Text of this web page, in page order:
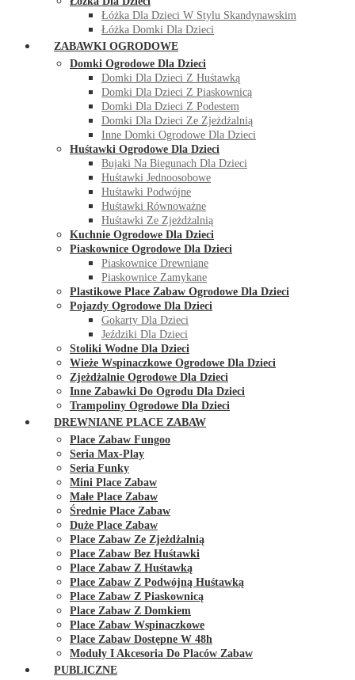
Łóżka Dla Dzieci W Stylu Skandynawskim
Łóżka Domki Dla Dzieci
ZABAWKI OGRODOWE
Domki Ogrodowe Dla Dzieci
Domki Dla Dzieci Z Huśtawką
Domki Dla Dzieci Z Piaskownicą
Domki Dla Dzieci Z Podestem
Domki Dla Dzieci Ze Zjeżdżalnią
Inne Domki Ogrodowe Dla Dzieci
Huśtawki Ogrodowe Dla Dzieci
Bujaki Na Biegunach Dla Dzieci
Huśtawki Jednoosobowe
Huśtawki Podwójne
Huśtawki Równoważne
Huśtawki Ze Zjeżdżalnią
Kuchnie Ogrodowe Dla Dzieci
Piaskownice Ogrodowe Dla Dzieci
Piaskownice Drewniane
Piaskownice Zamykane
Plastikowe Place Zabaw Ogrodowe Dla Dzieci
Pojazdy Ogrodowe Dla Dzieci
Gokarty Dla Dzieci
Jeździki Dla Dzieci
Stoliki Wodne Dla Dzieci
Wieże Wspinaczkowe Ogrodowe Dla Dzieci
Zjeżdżalnie Ogrodowe Dla Dzieci
Inne Zabawki Do Ogrodu Dla Dzieci
Trampoliny Ogrodowe Dla Dzieci
DREWNIANE PLACE ZABAW
Place Zabaw Fungoo
Seria Max-Play
Seria Funky
Mini Place Zabaw
Małe Place Zabaw
Średnie Place Zabaw
Duże Place Zabaw
Place Zabaw Ze Zjeżdżalnią
Place Zabaw Bez Huśtawki
Place Zabaw Z Huśtawką
Place Zabaw Z Podwójną Huśtawką
Place Zabaw Z Piaskownicą
Place Zabaw Z Domkiem
Place Zabaw Wspinaczkowe
Place Zabaw Dostępne W 48h
Moduły I Akcesoria Do Placów Zabaw
PUBLICZNE